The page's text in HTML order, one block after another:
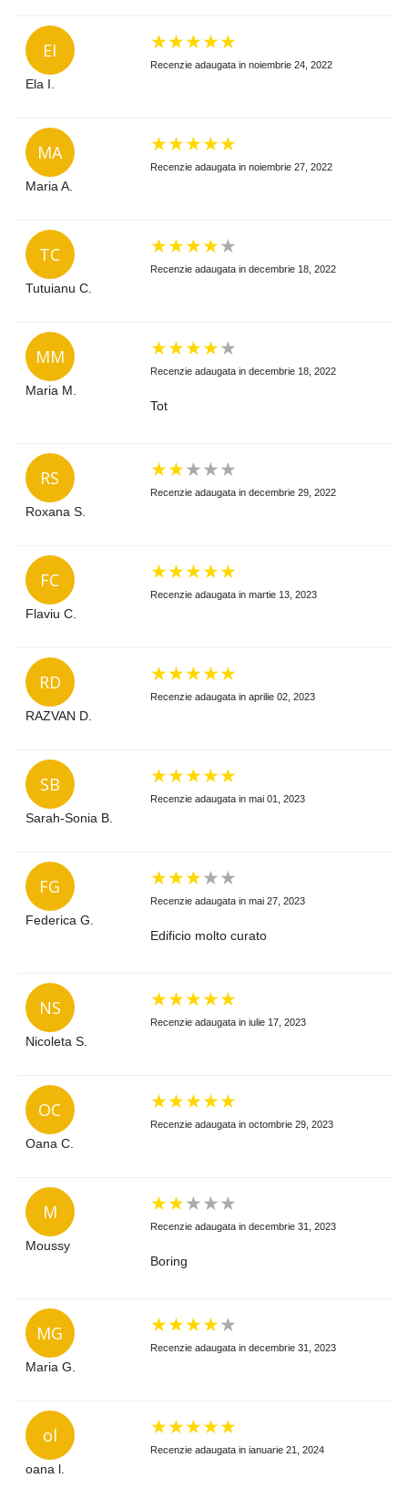
EI
Ela I.
★★★★★
Recenzie adaugata in noiembrie 24, 2022
MA
Maria A.
★★★★★
Recenzie adaugata in noiembrie 27, 2022
TC
Tutuianu C.
★★★★★
Recenzie adaugata in decembrie 18, 2022
MM
Maria M.
★★★★★
Recenzie adaugata in decembrie 18, 2022
Tot
RS
Roxana S.
★★★★★
Recenzie adaugata in decembrie 29, 2022
FC
Flaviu C.
★★★★★
Recenzie adaugata in martie 13, 2023
RD
RAZVAN D.
★★★★★
Recenzie adaugata in aprilie 02, 2023
SB
Sarah-Sonia B.
★★★★★
Recenzie adaugata in mai 01, 2023
FG
Federica G.
★★★★★
Recenzie adaugata in mai 27, 2023
Edificio molto curato
NS
Nicoleta S.
★★★★★
Recenzie adaugata in iulie 17, 2023
OC
Oana C.
★★★★★
Recenzie adaugata in octombrie 29, 2023
M
Moussy
★★★★★
Recenzie adaugata in decembrie 31, 2023
Boring
MG
Maria G.
★★★★★
Recenzie adaugata in decembrie 31, 2023
ol
oana l.
★★★★★
Recenzie adaugata in ianuarie 21, 2024